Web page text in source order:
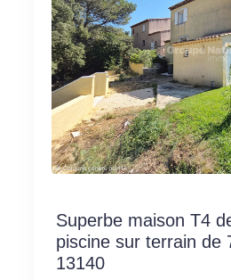
Superbe maison T4
piscine sur terrain de
13140